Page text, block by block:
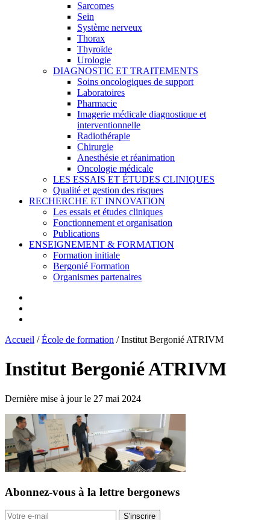
Sarcomes
Sein
Système nerveux
Thorax
Thyroïde
Urologie
DIAGNOSTIC ET TRAITEMENTS
Soins oncologiques de support
Laboratoires
Pharmacie
Imagerie médicale diagnostique et
interventionnelle
Radiothérapie
Chirurgie
Anesthésie et réanimation
Oncologie médicale
LES ESSAIS ET ÉTUDES CLINIQUES
Qualité et gestion des risques
RECHERCHE ET INNOVATION
Les essais et études cliniques
Fonctionnement et organisation
Publications
ENSEIGNEMENT & FORMATION
Formation initiale
Bergonié Formation
Organismes partenaires
Accueil /École de formation /Institut Bergonié ATRIVM
Institut Bergonié ATRIVM
Dernière mise à jour le 27 mai 2024
Abonnez-vous à la lettre bergonews
S'inscrire